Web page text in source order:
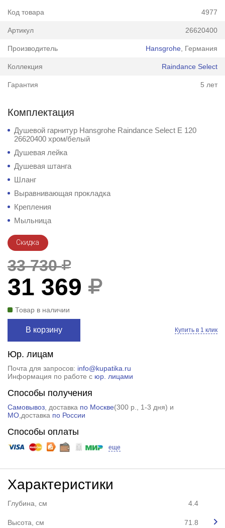
Код товара 4977
Артикул 26620400
Производитель Hansgrohe , Германия
Коллекция Raindance Select
Гарантия 5 лет
Комплектация
Душевой гарнитур Hansgrohe Raindance Select E 120
26620400 хром/белый
Душевая лейка
Душевая штанга
Шланг
Выравнивающая прокладка
Крепления
Мыльница
Скидка
33 730
31 369
Товар в наличии
В корзину Купить в 1 клик
Юр. лицам
Почта для запросов: info@kupatika.ru
Информация по работе с юр. лицами
Способы получения
Самовывоз, доставка по Москве(300 р.
, 1-3 дня) и
МО,доставка по России
Способы оплаты
еще
Характеристики
Глубина, см 4.4
Высота, см 71.8